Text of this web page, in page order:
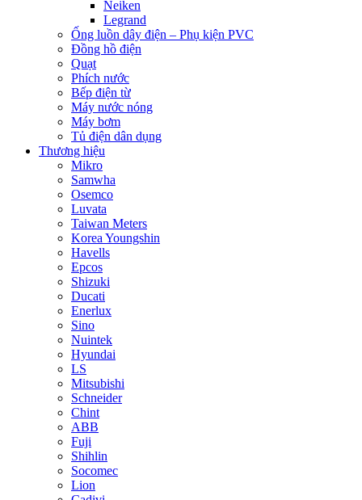
Neiken
Legrand
Ống luồn dây điện – Phụ kiện PVC
Đồng hồ điện
Quạt
Phích nước
Bếp điện từ
Máy nước nóng
Máy bơm
Tủ điện dân dụng
Thương hiệu
Mikro
Samwha
Osemco
Luvata
Taiwan Meters
Korea Youngshin
Havells
Epcos
Shizuki
Ducati
Enerlux
Sino
Nuintek
Hyundai
LS
Mitsubishi
Schneider
Chint
ABB
Fuji
Shihlin
Socomec
Lion